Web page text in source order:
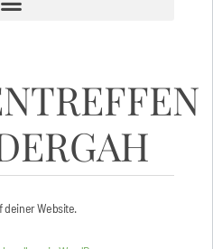
deiner Website.